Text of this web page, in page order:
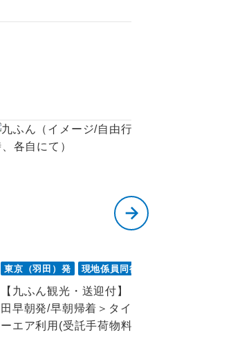
東京（羽田）発 現地係員同行
【九ふん観光・送迎付】＜羽
田早朝発/早朝帰着＞タイガ
ーエア利用(受託手荷物料お